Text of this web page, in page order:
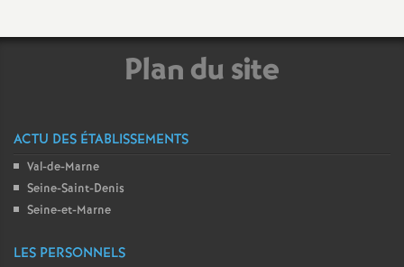
s
Plan du site
ACTU DES ÉTABLISSEMENTS
Val-de-Marne
Seine-Saint-Denis
Seine-et-Marne
LES PERSONNELS